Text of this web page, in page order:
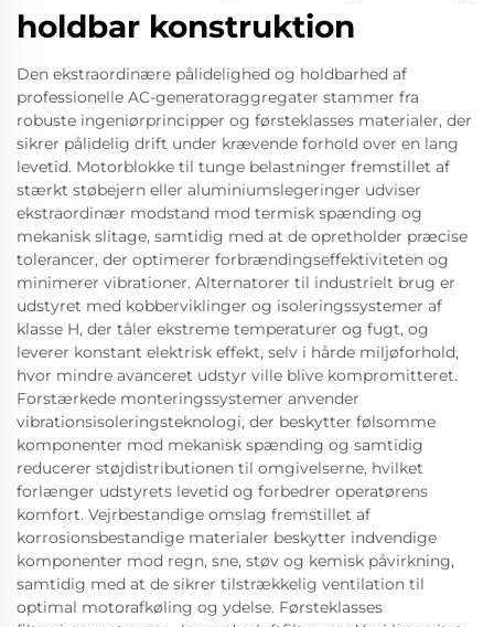
holdbar konstruktion
Den ekstraordinære pålidelighed og holdbarhed af
professionelle AC-generatoraggregater stammer fra
robuste ingeniørprincipper og førsteklasses materialer, der
sikrer pålidelig drift under krævende forhold over en lang
levetid. Motorblokke til tunge belastninger fremstillet af
stærkt støbejern eller aluminiumslegeringer udviser
ekstraordinær modstand mod termisk spænding og
mekanisk slitage, samtidig med at de opretholder præcise
tolerancer, der optimerer forbrændingseffektiviteten og
minimerer vibrationer. Alternatorer til industrielt brug er
udstyret med kobberviklinger og isoleringssystemer af
klasse H, der tåler ekstreme temperaturer og fugt, og
leverer konstant elektrisk effekt, selv i hårde miljøforhold,
hvor mindre avanceret udstyr ville blive kompromitteret.
Forstærkede monteringssystemer anvender
vibrationsisoleringsteknologi, der beskytter følsomme
komponenter mod mekanisk spænding og samtidig
reducerer støjdistributionen til omgivelserne, hvilket
forlænger udstyrets levetid og forbedrer operatørens
komfort. Vejrbestandige omslag fremstillet af
korrosionsbestandige materialer beskytter indvendige
komponenter mod regn, sne, støv og kemisk påvirkning,
samtidig med at de sikrer tilstrækkelig ventilation til
optimal motorafkøling og ydelse. Førsteklasses